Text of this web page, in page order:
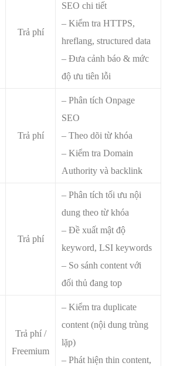
Trả phí
SEO chi tiết
– Kiểm tra HTTPS,
hreflang, structured data
– Đưa cảnh báo & mức
độ ưu tiên lỗi
Trả phí
– Phân tích Onpage
SEO
– Theo dõi từ khóa
– Kiểm tra Domain
Authority và backlink
Trả phí
– Phân tích tối ưu nội
dung theo từ khóa
– Đề xuất mật độ
keyword, LSI keywords
– So sánh content với
đối thủ đang top
Trả phí /
Freemium
– Kiểm tra duplicate
content (nội dung trùng
lặp)
– Phát hiện thin content,